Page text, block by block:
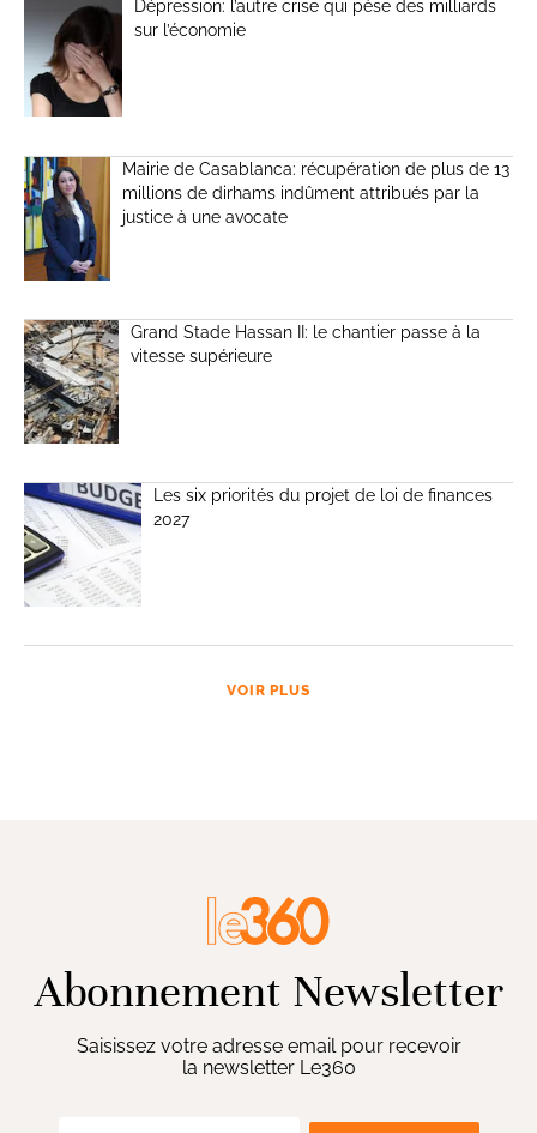
Dépression: l’autre crise qui pèse des milliards
sur l’économie
Mairie de Casablanca: récupération de plus de 13
millions de dirhams indûment attribués par la
justice à une avocate
Grand Stade Hassan II: le chantier passe à la
vitesse supérieure
Les six priorités du projet de loi de finances
2027
VOIR PLUS
Abonnement Newsletter
Saisissez votre adresse email pour recevoir
la newsletter Le360